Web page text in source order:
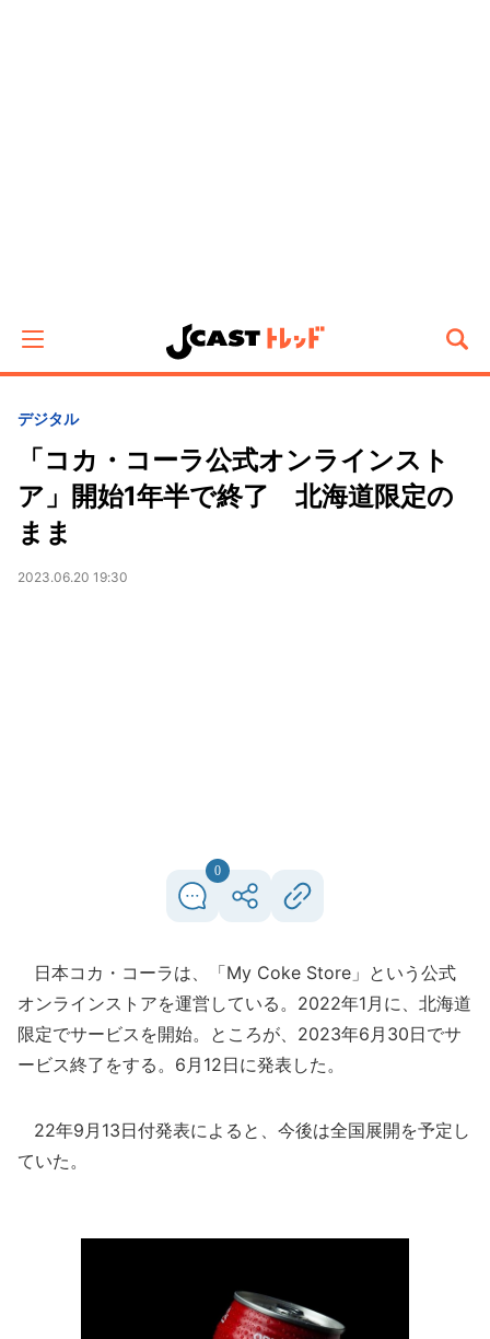
デジタル
「コカ・コーラ公式オンラインスト
ア」開始1年半で終了 北海道限定の
まま
2023.06.20 19:30
0
日本コカ・コーラは、「My Coke Store」という公式
オンラインストアを運営している。2022年1月に、北海道
限定でサービスを開始。ところが、2023年6月30日でサ
ービス終了をする。6月12日に発表した。
22年9月13日付発表によると、今後は全国展開を予定し
ていた。